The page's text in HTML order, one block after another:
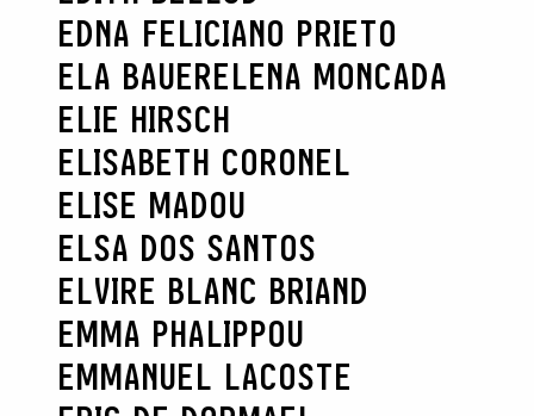
EDNA FELICIANO PRIETO
ELA BAUERELENA MONCADA
ELIE HIRSCH
ELISABETH CORONEL
ELISE MADOU
ELSA DOS SANTOS
ELVIRE BLANC BRIAND
EMMA PHALIPPOU
EMMANUEL LACOSTE